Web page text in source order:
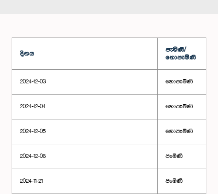
දිනය
පැමිණි/
නොපැමිණි
2024-12-03 නොපැමිණි
2024-12-04 නොපැමිණි
2024-12-05 නොපැමිණි
2024-12-06 පැමිණි
2024-11-21 පැමිණි